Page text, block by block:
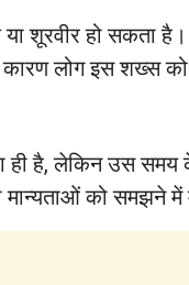
शूरवीर हो सकता
लोग इस शख्स
ही है, लेकिन उस
को समझने में